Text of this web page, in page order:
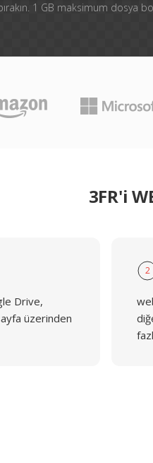
1 GB maksimum dosya
3FR'i
Drive,
üzerinden
2